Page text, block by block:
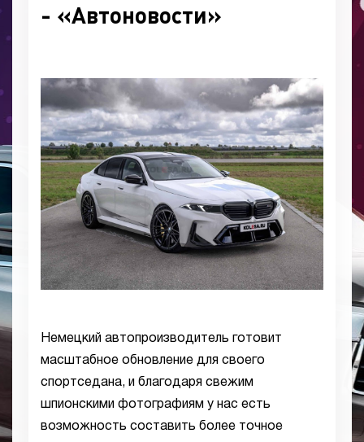
- «Автоновости»
Немецкий автопроизводитель готовит
масштабное обновление для своего
спортседана, и благодаря свежим
шпионскими фотографиям у нас есть
возможность составить более точное